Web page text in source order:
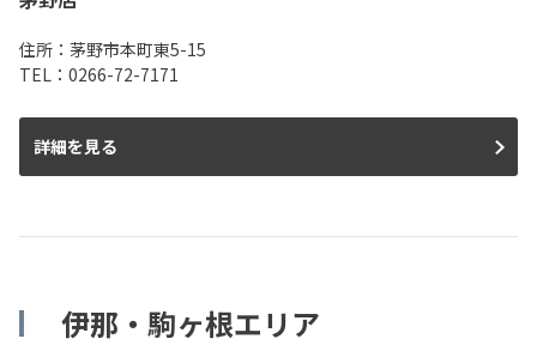
住所：茅野市本町東5-15
TEL：0266-72-7171
詳細を見る
伊那・駒ヶ根エリア